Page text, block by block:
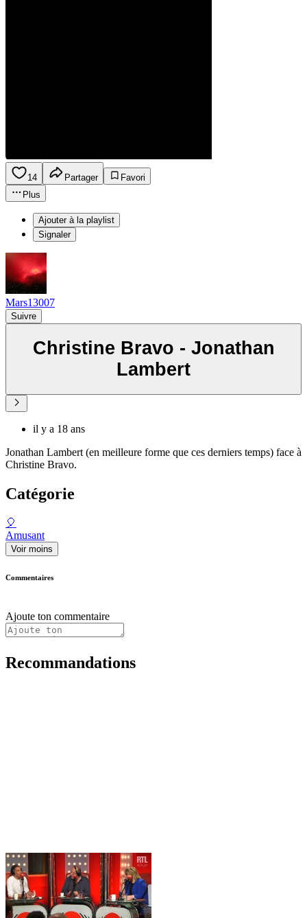
14 Partager
Favori
Plus
Ajouter à la playlist
Signaler
Mars13007
Suivre
Christine Bravo - Jonathan
Lambert
il y a 18 ans
Jonathan Lambert (en meilleure forme que ces derniers temps) face à
Christine Bravo.
Catégorie
🎈
Amusant
Voir moins
Commentaires
Ajoute ton commentaire
Recommandations